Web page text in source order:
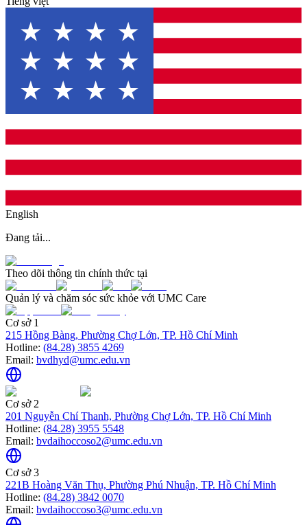
English
Đang tải...
Theo dõi thông tin chính thức tại
Quản lý và chăm sóc sức khỏe với UMC Care
Cơ sở 1
215 Hồng Bàng, Phường Chợ Lớn, TP. Hồ Chí Minh
Hotline: (84.28) 3855 4269
Email: bvdhyd@umc.edu.vn
Cơ sở 2
201 Nguyễn Chí Thanh, Phường Chợ Lớn, TP. Hồ Chí Minh
Hotline: (84.28) 3955 5548
Email: bvdaihoccoso2@umc.edu.vn
Cơ sở 3
221B Hoàng Văn Thụ, Phường Phú Nhuận, TP. Hồ Chí Minh
Hotline: (84.28) 3842 0070
Email: bvdaihoccoso3@umc.edu.vn